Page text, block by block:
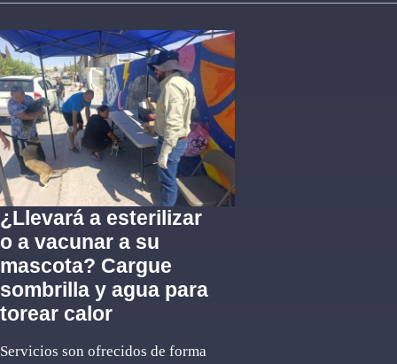
¿Llevará a esterilizar
o a vacunar a su
mascota? Cargue
sombrilla y agua para
torear calor
Servicios son ofrecidos de forma